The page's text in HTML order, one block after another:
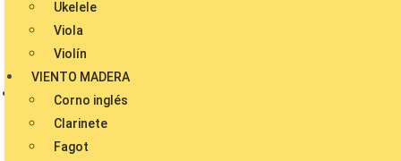
Ukelele
Viola
Violín
VIENTO MADERA
Corno inglés
Clarinete
Fagot
Facebook